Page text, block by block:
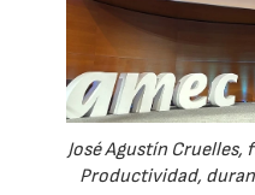
José Agustín
Productividad,